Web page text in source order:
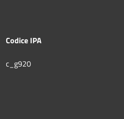
Codice IPA
c_g920